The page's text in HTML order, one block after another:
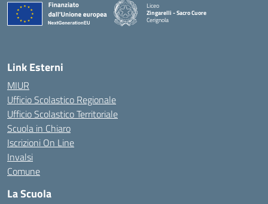
Liceo
Zingarelli - Sacro Cuore
Cerignola
— Visita la pagina iniziale della scuola
Link Esterni
MIUR
Ufficio Scolastico Regionale
Ufficio Scolastico Territoriale
Scuola in Chiaro
Iscrizioni On Line
Invalsi
Comune
La Scuola